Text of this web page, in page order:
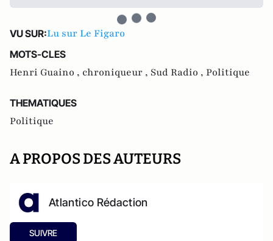
VU SUR:Lu sur Le Figaro
MOTS-CLES
Henri Guaino , chroniqueur , Sud Radio , Politique
THEMATIQUES
Politique
A PROPOS DES AUTEURS
Atlantico Rédaction
SUIVRE